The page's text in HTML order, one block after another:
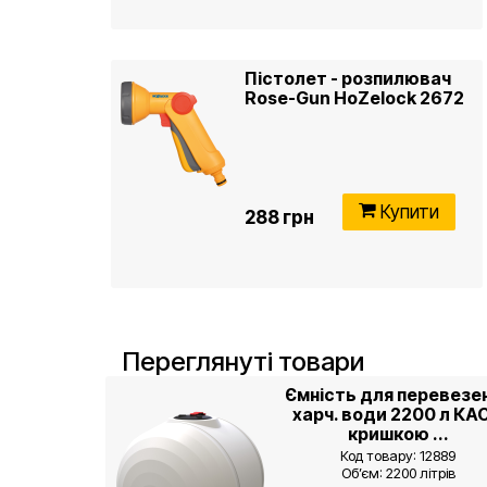
Пістолет - розпилювач
Rose-Gun HoZelock 2672
288 грн Купити
Переглянуті товари
Ємність для
харч. води 2200 л
кришкою ...
Код товару: 12889
Об’єм: 2200 літрів